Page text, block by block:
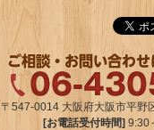
〒547-0014 大阪府大阪市平野
[お電話受付時間] 9:30